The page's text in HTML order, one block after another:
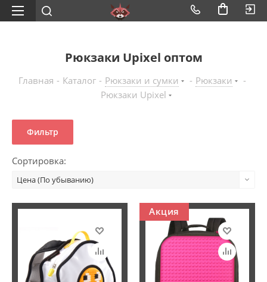
Рюкзаки Upixel оптом
Главная - Каталог - Рюкзаки и сумки - Рюкзаки
-
Рюкзаки Upixel
Фильтр
Сортировка:
Цена (По убыванию)
Акция